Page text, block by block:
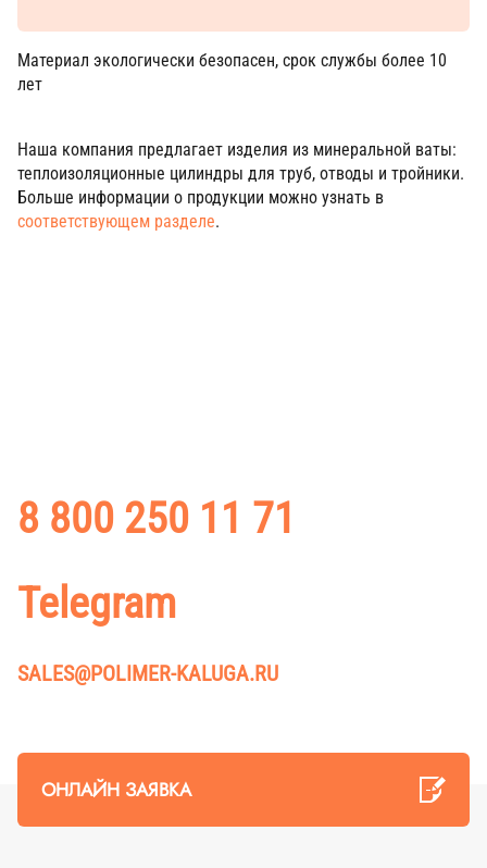
Материал экологически безопасен, срок службы более 10
лет
Наша компания предлагает изделия из минеральной ваты:
теплоизоляционные цилиндры для труб, отводы и тройники.
Больше информации о продукции можно узнать в
соответствующем разделе.
ОНЛАЙН ЗАЯВКА
8 800 250 11 71
Telegram
SALES@POLIMER-KALUGA.RU